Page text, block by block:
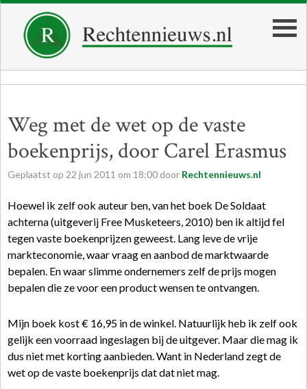
Weg met de wet op de vaste
boekenprijs, door Carel Erasmus
Geplaatst op 22 jun 2011 om 18:00 door Rechtennieuws.nl
Hoewel ik zelf ook auteur ben, van het boek De Soldaat
achterna (uitgeverij Free Musketeers, 2010) ben ik altijd fel
tegen vaste boekenprijzen geweest. Lang leve de vrije
markteconomie, waar vraag en aanbod de marktwaarde
bepalen. En waar slimme ondernemers zelf de prijs mogen
bepalen die ze voor een product wensen te ontvangen.
Mijn boek kost € 16,95 in de winkel. Natuurlijk heb ik zelf ook
gelijk een voorraad ingeslagen bij de uitgever. Maar die mag ik
dus niet met korting aanbieden. Want in Nederland zegt de
wet op de vaste boekenprijs dat dat niet mag.